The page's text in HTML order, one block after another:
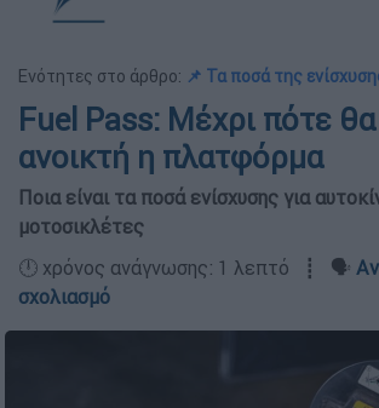
Ενότητες στο άρθρο: 📌 Τα ποσά της
Fuel Pass: Μέχρι πότε θα
ανοικτή η πλατφόρμα
Ποια είναι τα ποσά ενίσχυσης για
μοτοσικλέτες
🕛 χρόνος ανάγνωσης: 1 λεπτό ┋ 🗣️
σχολιασμό